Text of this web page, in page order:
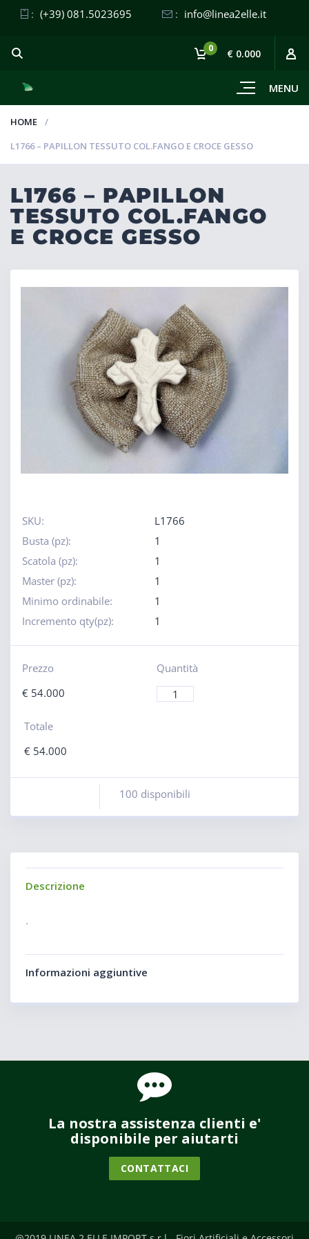
: (+39) 081.5023695 : info@linea2elle.it
MENU
0 € 0.000
HOME
L1766 – PAPILLON TESSUTO COL.FANGO E CROCE GESSO
L1766 – PAPILLON
TESSUTO COL.FANGO
E CROCE GESSO
SKU:
L1766
Busta (pz):
1
Scatola (pz):
1
Master (pz):
1
Minimo ordinabile:
1
Incremento qty(pz):
1
Prezzo
€54.000
Quantità
Totale
€54.000
100 disponibili
Descrizione
.
Informazioni aggiuntive
La nostra assistenza clienti e'
disponibile per aiutarti
CONTATTACI